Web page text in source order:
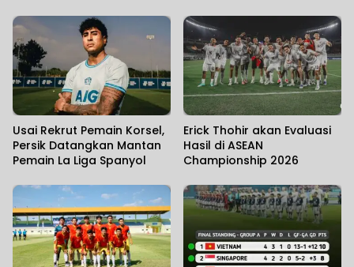
AFF
Usai Rekrut Pemain Korsel,
Persik Datangkan Mantan
Pemain La Liga Spanyol
Erick Thohir akan Evaluasi
Hasil di ASEAN
Championship 2026